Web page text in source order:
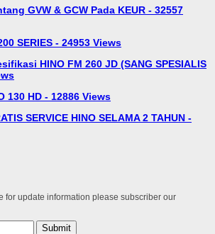
GVW & GCW Pada KEUR - 32557
SERIES - 24953 Views
HINO FM 260 JD (SANG SPESIALIS
130 HD - 12886 Views
SERVICE HINO SELAMA 2 TAHUN -
for update information please subscriber our
Submit